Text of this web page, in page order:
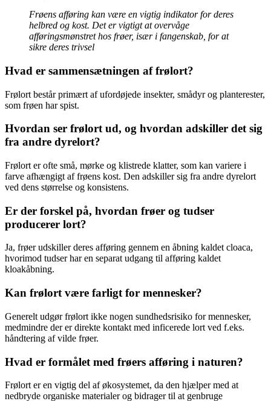
Frøens afføring kan være en vigtig indikator for deres
helbred og kost. Det er vigtigt at overvåge
afføringsmønstret hos frøer, især i fangenskab, for at
sikre deres trivsel
Hvad er sammensætningen af frølort?
Frølort består primært af ufordøjede insekter, smådyr og planterester,
som frøen har spist.
Hvordan ser frølort ud, og hvordan adskiller det sig
fra andre dyrelort?
Frølort er ofte små, mørke og klistrede klatter, som kan variere i
farve afhængigt af frøens kost. Den adskiller sig fra andre dyrelort
ved dens størrelse og konsistens.
Er der forskel på, hvordan frøer og tudser
producerer lort?
Ja, frøer udskiller deres afføring gennem en åbning kaldet cloaca,
hvorimod tudser har en separat udgang til afføring kaldet
kloakåbning.
Kan frølort være farligt for mennesker?
Generelt udgør frølort ikke nogen sundhedsrisiko for mennesker,
medmindre der er direkte kontakt med inficerede lort ved f.eks.
håndtering af vilde frøer.
Hvad er formålet med frøers afføring i naturen?
Frølort er en vigtig del af økosystemet, da den hjælper med at
nedbryde organiske materialer og bidrager til at genbruge